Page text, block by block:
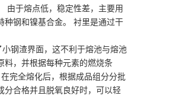
由于熔点低，稳定性差，主要用
种钢和镍基合金。 衬里是通过干
钢渣界面，这不利于熔池与熔池
料，并根据每种元素的燃烧条
完全熔化后，根据成品组分分批
分合格并且脱氧良好时，可以轻